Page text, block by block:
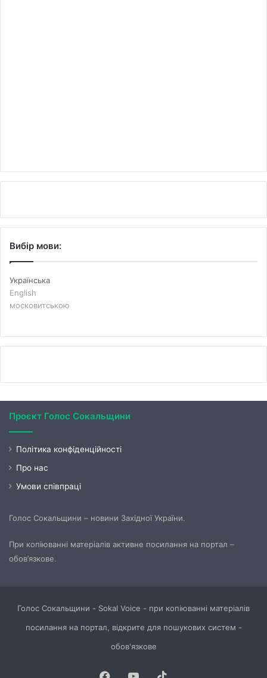
Вибір мови:
Українська
English
московитською
Проєкт Голос Сокальщини
Політика конфіденційності
Про нас
Умови співпраці
Голос Сокальщини – новини Західної України.
При копіюванні матеріалів активне посилання на портал –
обов’язкове.
Голос Сокальщини - Sokal Voice - при копіюванні матеріалів
посилання на портал, відкрите для пошукових систем -
обов'язкове